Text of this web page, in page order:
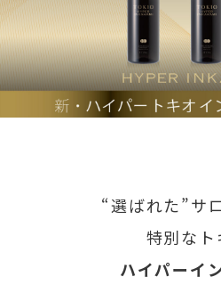
“選ばれた”サ
特別なト
ハイパーイ